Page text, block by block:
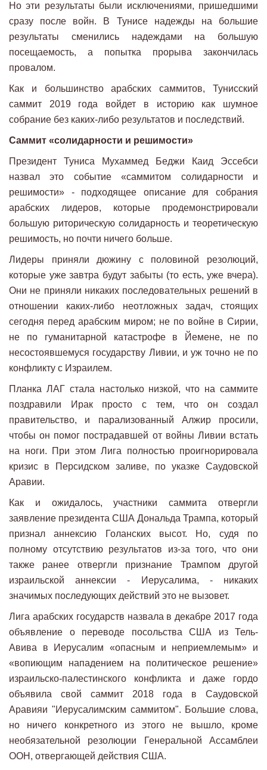
Но эти результаты были исключениями, пришедшими
сразу после войн. В Тунисе надежды на большие
результаты сменились надеждами на большую
посещаемость, а попытка прорыва закончилась
провалом.
Как и большинство арабских саммитов, Тунисский
саммит 2019 года войдет в историю как шумное
собрание без каких-либо результатов и последствий.
Саммит «солидарности и решимости»
Президент Туниса Мухаммед Беджи Каид Эссебси
назвал это событие «саммитом солидарности и
решимости» - подходящее описание для собрания
арабских лидеров, которые продемонстрировали
большую риторическую солидарность и теоретическую
решимость, но почти ничего больше.
Лидеры приняли дюжину с половиной резолюций,
которые уже завтра будут забыты (то есть, уже вчера).
Они не приняли никаких последовательных решений в
отношении каких-либо неотложных задач, стоящих
сегодня перед арабским миром; не по войне в Сирии,
не по гуманитарной катастрофе в Йемене, не по
несостоявшемуся государству Ливии, и уж точно не по
конфликту с Израилем.
Планка ЛАГ стала настолько низкой, что на саммите
поздравили Ирак просто с тем, что он создал
правительство, и парализованный Алжир просили,
чтобы он помог пострадавшей от войны Ливии встать
на ноги. При этом Лига полностью проигнорировала
кризис в Персидском заливе, по указке Саудовской
Аравии.
Как и ожидалось, участники саммита отвергли
заявление президента США Дональда Трампа, который
признал аннексию Голанских высот. Но, судя по
полному отсутствию результатов из-за того, что они
также ранее отвергли признание Трампом другой
израильской аннексии - Иерусалима, - никаких
значимых последующих действий это не вызовет.
Лига арабских государств назвала в декабре 2017 года
объявление о переводе посольства США из Тель-
Авива в Иерусалим «опасным и неприемлемым» и
«вопиющим нападением на политическое решение»
израильско-палестинского конфликта и даже гордо
объявила свой саммит 2018 года в Саудовской
Аравияи "Иерусалимским саммитом". Большие слова,
но ничего конкретного из этого не вышло, кроме
необязательной резолюции Генеральной Ассамблеи
ООН, отвергающей действия США.